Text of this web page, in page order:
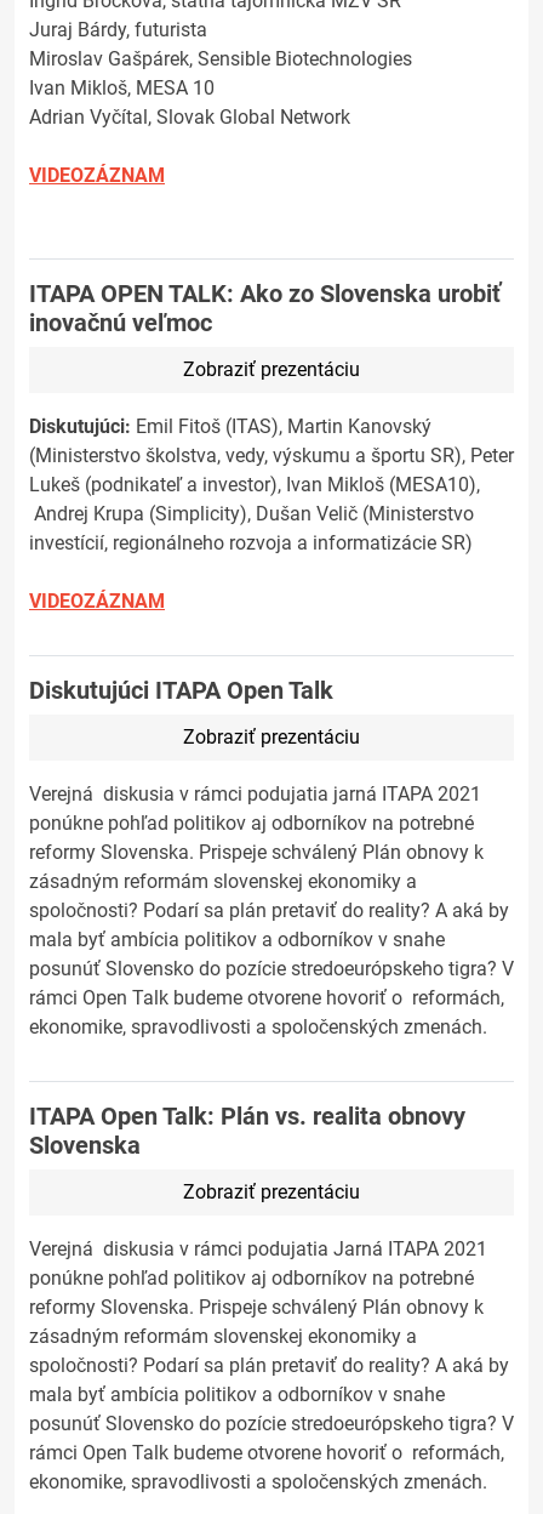
Juraj Bárdy, futurista
Miroslav Gašpárek, Sensible Biotechnologies
Ivan Mikloš, MESA 10
Adrian Vyčítal, Slovak Global Network
VIDEOZÁZNAM
ITAPA OPEN TALK: Ako zo Slovenska urobiť
inovačnú veľmoc
Zobraziť prezentáciu
Diskutujúci: Emil Fitoš (ITAS), Martin Kanovský
(Ministerstvo školstva, vedy, výskumu a športu SR), Peter
Lukeš (podnikateľ a investor), Ivan Mikloš (MESA10),
Andrej Krupa (Simplicity), Dušan Velič (Ministerstvo
investícií, regionálneho rozvoja a informatizácie SR)
VIDEOZÁZNAM
Diskutujúci ITAPA Open Talk
Zobraziť prezentáciu
Verejná diskusia v rámci podujatia jarná ITAPA 2021
ponúkne pohľad politikov aj odborníkov na potrebné
reformy Slovenska. Prispeje schválený Plán obnovy k
zásadným reformám slovenskej ekonomiky a
spoločnosti? Podarí sa plán pretaviť do reality? A aká by
mala byť ambícia politikov a odborníkov v snahe
posunúť Slovensko do pozície stredoeurópskeho tigra? V
rámci Open Talk budeme otvorene hovoriť o reformách,
ekonomike, spravodlivosti a spoločenských zmenách.
ITAPA Open Talk: Plán vs. realita obnovy
Slovenska
Zobraziť prezentáciu
Verejná diskusia v rámci podujatia Jarná ITAPA 2021
ponúkne pohľad politikov aj odborníkov na potrebné
reformy Slovenska. Prispeje schválený Plán obnovy k
zásadným reformám slovenskej ekonomiky a
spoločnosti? Podarí sa plán pretaviť do reality? A aká by
mala byť ambícia politikov a odborníkov v snahe
posunúť Slovensko do pozície stredoeurópskeho tigra? V
rámci Open Talk budeme otvorene hovoriť o reformách,
ekonomike, spravodlivosti a spoločenských zmenách.